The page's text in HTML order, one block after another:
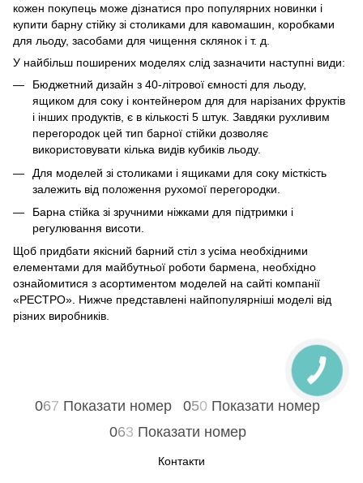
кожен покупець може дізнатися про популярних новинки і
купити барну стійку зі столиками для кавомашин, коробками
для льоду, засобами для чищення склянок і т. д.
У найбільш поширених моделях слід зазначити наступні види:
Бюджетний дизайн з 40-літрової ємності для льоду,
ящиком для соку і контейнером для для нарізаних фруктів
і інших продуктів, є в кількості 5 штук. Завдяки рухливим
перегородок цей тип барної стійки дозволяє
використовувати кілька видів кубиків льоду.
Для моделей зі столиками і ящиками для соку місткість
залежить від положення рухомої перегородки.
Барна стійка зі зручними ніжками для підтримки і
регулювання висоти.
Щоб придбати якісний барний стіл з усіма необхідними
елементами для майбутньої роботи бармена, необхідно
ознайомитися з асортиментом моделей на сайті компанії
«РЕСТРО». Нижче представлені найпопулярніші моделі від
різних виробників.
067 Показати номер 050 Показати номер
063 Показати номер
Контакти